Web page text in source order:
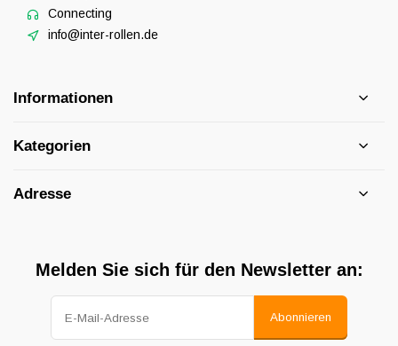
Connecting
info@inter-rollen.de
Informationen
Kategorien
Adresse
Melden Sie sich für den Newsletter an:
Abonnieren